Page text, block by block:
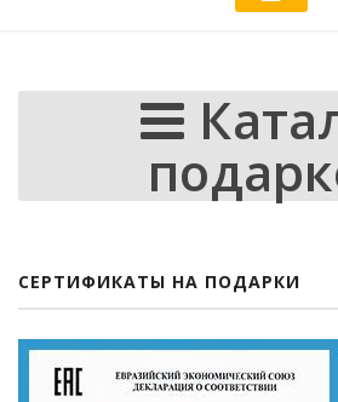
СЕРТИФИКАТЫ НА ПОДАРКИ